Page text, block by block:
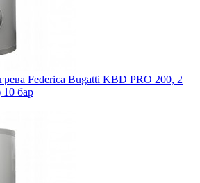
Federica Bugatti KBD PRO 200, 2
бар